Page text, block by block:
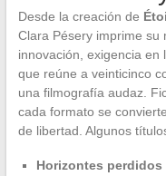
Desde la creación de
Clara Pésery imprime su
innovación, exigencia en
que reúne a veinticinco
una filmografía audaz.
cada formato se
de libertad. Algunos
Horizontes perdidos